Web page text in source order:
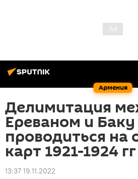
Армения
Делимитация
Ереваном и
проводиться на
карт 1921-1924
13:37 19.11.2022